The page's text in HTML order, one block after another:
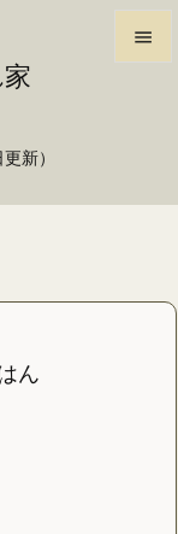
新）


ん